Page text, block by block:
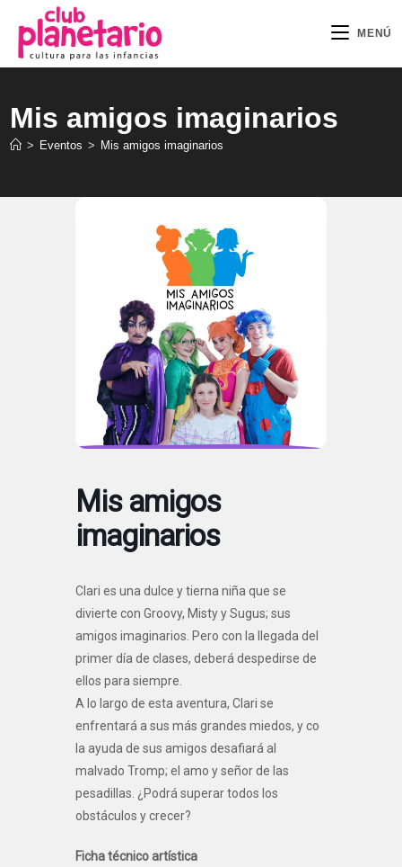
contenido
MENÚ
Mis amigos imaginarios
> Eventos > Mis amigos imaginarios
Mis amigos
imaginarios
Clari es una dulce y tierna niña que se
divierte con Groovy, Misty y Sugus; sus
amigos imaginarios. Pero con la llegada del
primer día de clases, deberá despedirse de
ellos para siempre.
A lo largo de esta aventura, Clari se
enfrentará a sus más grandes miedos, y co
la ayuda de sus amigos desafiará al
malvado Tromp; el amo y señor de las
pesadillas. ¿Podrá superar todos los
obstáculos y crecer?
Ficha técnico artística